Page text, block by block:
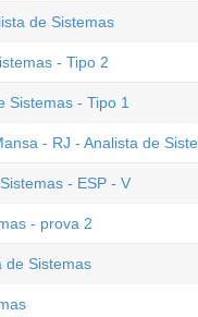
de Sistemas
- Tipo 2
Sistemas - Tipo 1
- RJ - Analista de
- ESP - V
- prova 2
de Sistemas